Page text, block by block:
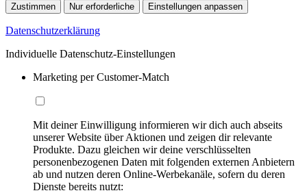
Zustimmen Nur erforderliche Einstellungen anpassen
Datenschutzerklärung
Individuelle Datenschutz-Einstellungen
Marketing per Customer-Match
Mit deiner Einwilligung informieren wir dich auch abseits
unserer Website über Aktionen und zeigen dir relevante
Produkte. Dazu gleichen wir deine verschlüsselten
personenbezogenen Daten mit folgenden externen Anbietern
ab und nutzen deren Online-Werbekanäle, sofern du deren
Dienste bereits nutzt: